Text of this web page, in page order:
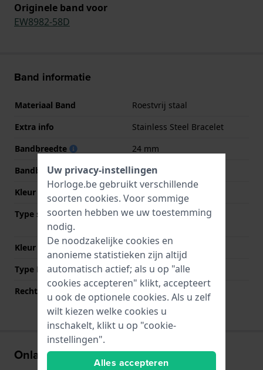
Originele band voor
EW8982-58D
Band informatie
Materiaal Band
Roestvrij staal
Extra info
Stainless Steel Bracelet
Bandbreedte
24 mm
Bandbreedte bij sluiting
24 mm
Kleur Band
Type sluiting
Vlindersluiting met
Kleur sluiting
Goud
Type Bevestiging
Stalen pennen
Rechte aanzet
Onlangs bekeken
Uw privacy-instellingen
Horloge.be gebruikt verschillende
soorten cookies. Voor sommige
soorten hebben we uw toestemming
nodig.
De noodzakelijke cookies en
anonieme statistieken zijn altijd
automatisch actief; als u op "alle
cookies accepteren" klikt, accepteert
u ook de optionele cookies. Als u zelf
wilt kiezen welke cookies u
inschakelt, klikt u op "cookie-
instellingen".
Alles accepteren